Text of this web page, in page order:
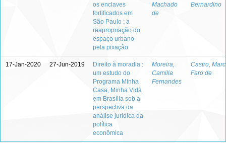
os enclaves
fortificados em
São Paulo : a
reapropriação do
espaço urbano
pela pixação
Machado
de
Bernardino
17-Jan-2020 27-Jun-2019
Direito à moradia :
um estudo do
Programa Minha
Casa, Minha Vida
em Brasília sob a
perspectiva da
análise jurídica da
política
econômica
Moreira,
Camilla
Fernandes
Castro,
Faro de